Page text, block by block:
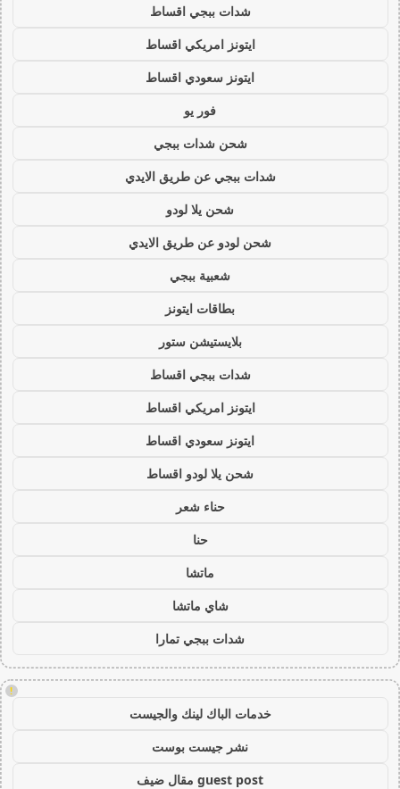
شدات ببجي اقساط
ايتونز امريكي اقساط
ايتونز سعودي اقساط
فور يو
شحن شدات ببجي
شدات ببجي عن طريق الايدي
شحن يلا لودو
شحن لودو عن طريق الايدي
شعبية ببجي
بطاقات ايتونز
بلايستيشن ستور
شدات ببجي اقساط
ايتونز امريكي اقساط
ايتونز سعودي اقساط
شحن يلا لودو اقساط
حناء شعر
حنا
ماتشا
شاي ماتشا
شدات ببجي تمارا
!
خدمات الباك لينك والجيست
نشر جيست بوست
guest post مقال ضيف